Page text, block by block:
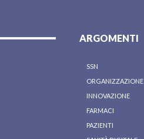
ARGOMENTI
SSN
ORGANIZZAZIONE
INNOVAZIONE
FARMACI
PAZIENTI